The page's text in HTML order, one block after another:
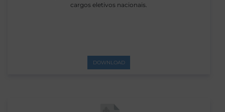
cargos eletivos nacionais.
DOWNLOAD